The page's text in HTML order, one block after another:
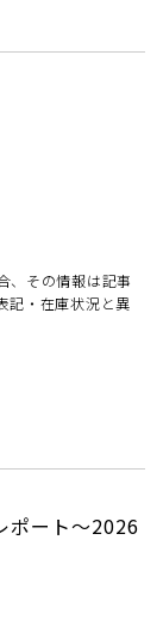
、その情報は記事
記・在庫状況と異
ポート～2026